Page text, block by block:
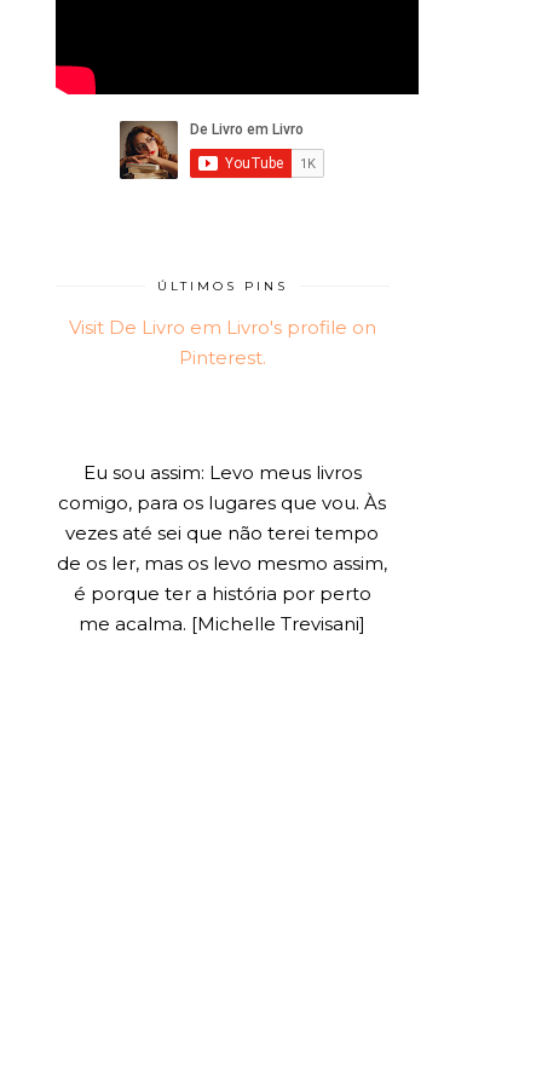
ÚLTIMOS PINS
Visit De Livro em Livro's profile on
Pinterest.
Eu sou assim: Levo meus livros
comigo, para os lugares que vou. Às
vezes até sei que não terei tempo
de os ler, mas os levo mesmo assim,
é porque ter a história por perto
me acalma. [Michelle Trevisani]